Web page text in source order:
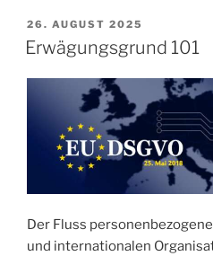
VERÖFFENTLICHT
AM
26. AUGUST 2025
Erwägungsgrund 101
Der Fluss
und internationalen